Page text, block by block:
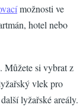
možnosti ve
hotel nebo
Můžete si vybrat z
vlek pro
lyžařské areály.